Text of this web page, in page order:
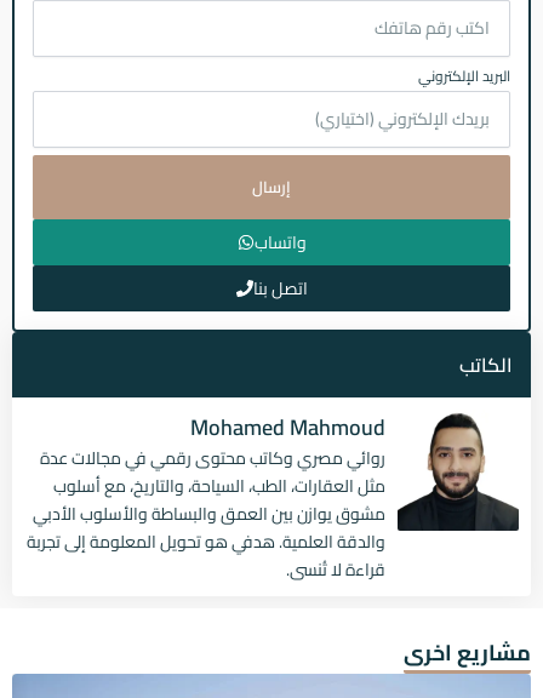
البريد الإلكتروني
إرسال
واتساب
اتصل بنا
الكاتب
Mohamed Mahmoud
روائي مصري وكاتب محتوى رقمي في مجالات عدة
مثل العقارات، الطب، السياحة، والتاريخ، مع أسلوب
مشوق يوازن بين العمق والبساطة والأسلوب الأدبي
والدقة العلمية. هدفي هو تحويل المعلومة إلى تجربة
قراءة لا تُنسى.
مشاريع اخرى